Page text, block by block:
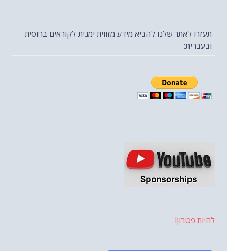
תעזרו לאתר שלנו להביא מידע מזווית ימנית לקוראים ברוסית
ובעברית:
להיות פטרון!